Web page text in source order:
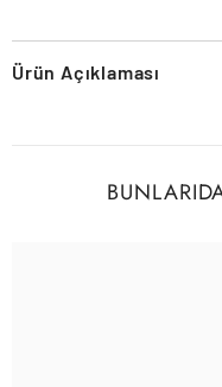
Ürün Açıklaması